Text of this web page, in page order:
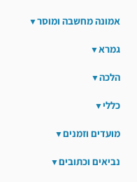
אמונה מחשבה ומוסר
גמרא
הלכה
כללי
מועדים וזמנים
נביאים וכתובים